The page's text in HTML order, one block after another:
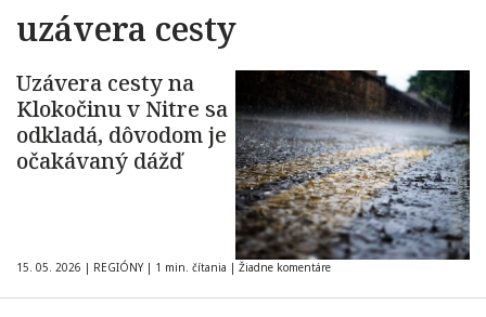
uzávera cesty
Uzávera cesty na
Klokočinu v Nitre sa
odkladá, dôvodom je
očakávaný dážď
15. 05. 2026 | REGIÓNY | 1 min. čítania | Žiadne komentáre